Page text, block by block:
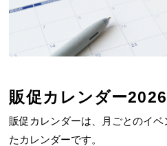
販促カレンダー2026
販促カレンダーは、月ごとのイ
たカレンダーです。